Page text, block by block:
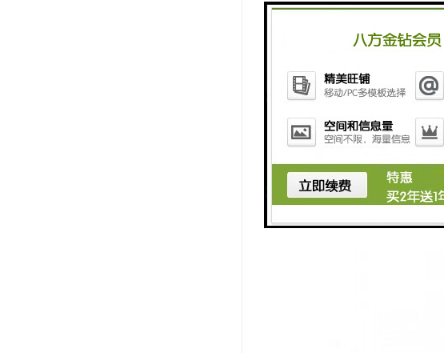
在进行水质检测前，检测人
行汇计，以便根据统计数据
性，切勿就近设置。